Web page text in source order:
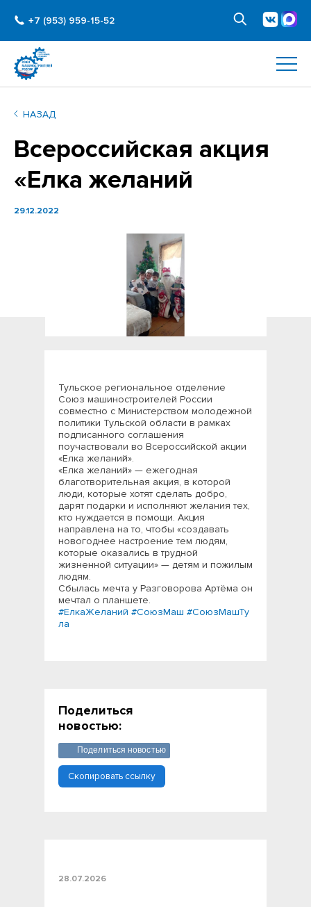
+7 (953) 959-15-52
НАЗАД
Всероссийская акция
«Елка желаний
29.12.2022
28.07.2026
Тульское региональное отделение
Союз машиностроителей России
совместно с Министерством молодежной
политики Тульской области в рамках
подписанного соглашения
поучаствовали во Всероссийской акции
«Елка желаний».
«Елка желаний» — ежегодная
благотворительная акция, в которой
люди, которые хотят сделать добро,
дарят подарки и исполняют желания тех,
кто нуждается в помощи. Акция
направлена на то, чтобы «создавать
новогоднее настроение тем людям,
которые оказались в трудной
жизненной ситуации» — детям и пожилым
людям.
Сбылась мечта у Разговорова Артёма он
мечтал о планшете.
#ЕлкаЖеланий #СоюзМаш #СоюзМашТу
ла
Поделиться
новостью:
Поделиться новостью
Скопировать ссылку